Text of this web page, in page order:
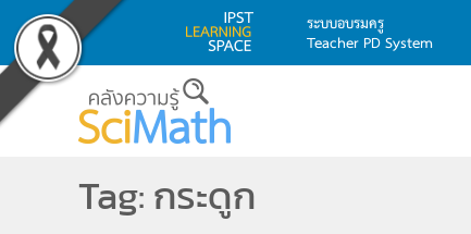
Skip to main content
ระบบอบรมครู
Teacher PD System
Tag: กระดูก